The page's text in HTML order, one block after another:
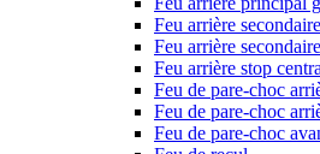
Feu arrière
Feu arrière
Feu arrière stop
Feu de pare-choc
Feu de pare-choc
Feu de pare-choc